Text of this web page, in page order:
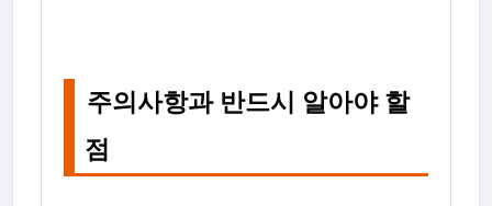
주의사항과 반드시 알아야 할
점